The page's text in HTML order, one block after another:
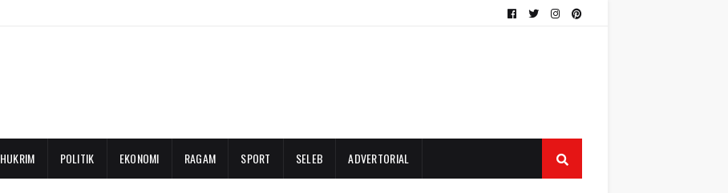
HUKRIM POLITIK EKONOMI RAGAM SPORT SELEB ADVERTORIAL